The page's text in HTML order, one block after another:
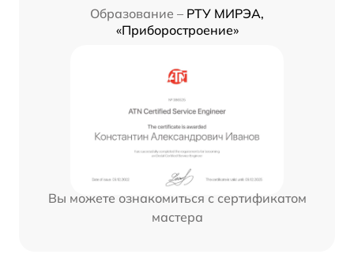
Образование – РТУ МИРЭА,
«Приборостроение»
Вы можете ознакомиться с сертификатом
мастера